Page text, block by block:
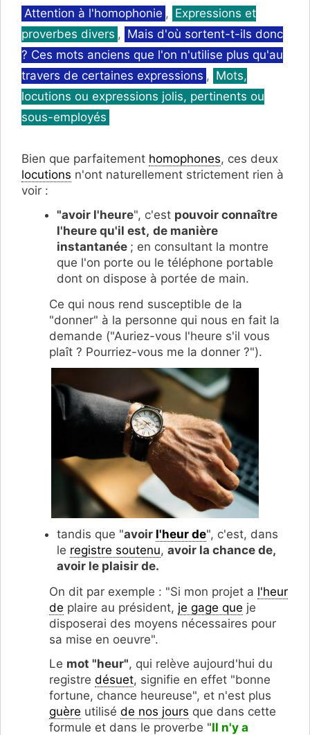
Catégories
Attention à l'homophonie , Expressions et
proverbes divers , Mais d'où sortent-t-ils donc
? Ces mots anciens que l'on n'utilise plus qu'au
travers de certaines expressions , Mots,
locutions ou expressions jolis, pertinents ou
sous-employés
Bien que parfaitement homophones, ces deux
locutions n'ont naturellement strictement rien à
voir :
"avoir l'heure", c'est pouvoir connaître
l'heure qu'il est, de manière
instantanée ; en consultant la montre
que l'on porte ou le téléphone portable
dont on dispose à portée de main.
Ce qui nous rend susceptible de la
"donner" à la personne qui nous en fait la
demande ("Auriez-vous l'heure s'il vous
plaît ? Pourriez-vous me la donner ?").
tandis que "avoir l'heur de", c'est, dans
le registre soutenu, avoir la chance de,
avoir le plaisir de.
On dit par exemple : "Si mon projet a l'heur
de plaire au président, je gage que je
disposerai des moyens nécessaires pour
sa mise en oeuvre".
Le mot "heur", qui relève aujourd'hui du
registre désuet, signifie en effet "bonne
fortune, chance heureuse", et n'est plus
guère utilisé de nos jours que dans cette
formule et dans le proverbe "Il n'y a